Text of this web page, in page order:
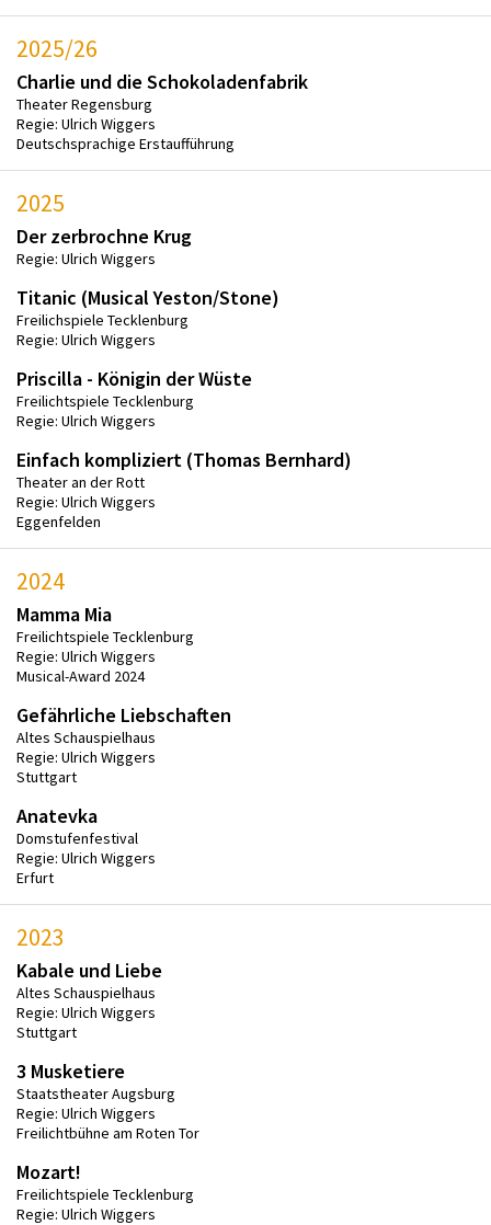
2025/26
Charlie und die Schokoladenfabrik
Theater Regensburg
Regie: Ulrich Wiggers
Deutschsprachige Erstaufführung
2025
Der zerbrochne Krug
Regie: Ulrich Wiggers
Titanic (Musical Yeston/Stone)
Freilichspiele Tecklenburg
Regie: Ulrich Wiggers
Priscilla - Königin der Wüste
Freilichtspiele Tecklenburg
Regie: Ulrich Wiggers
Einfach kompliziert (Thomas Bernhard)
Theater an der Rott
Regie: Ulrich Wiggers
Eggenfelden
2024
Mamma Mia
Freilichtspiele Tecklenburg
Regie: Ulrich Wiggers
Musical-Award 2024
Gefährliche Liebschaften
Altes Schauspielhaus
Regie: Ulrich Wiggers
Stuttgart
Anatevka
Domstufenfestival
Regie: Ulrich Wiggers
Erfurt
2023
Kabale und Liebe
Altes Schauspielhaus
Regie: Ulrich Wiggers
Stuttgart
3 Musketiere
Staatstheater Augsburg
Regie: Ulrich Wiggers
Freilichtbühne am Roten Tor
Mozart!
Freilichtspiele Tecklenburg
Regie: Ulrich Wiggers